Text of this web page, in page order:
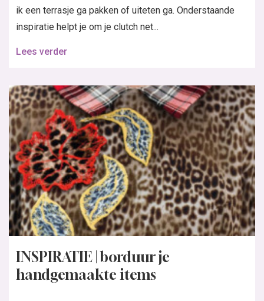
ik een terrasje ga pakken of uiteten ga. Onderstaande
inspiratie helpt je om je clutch net...
Lees verder
INSPIRATIE | borduur je
handgemaakte items